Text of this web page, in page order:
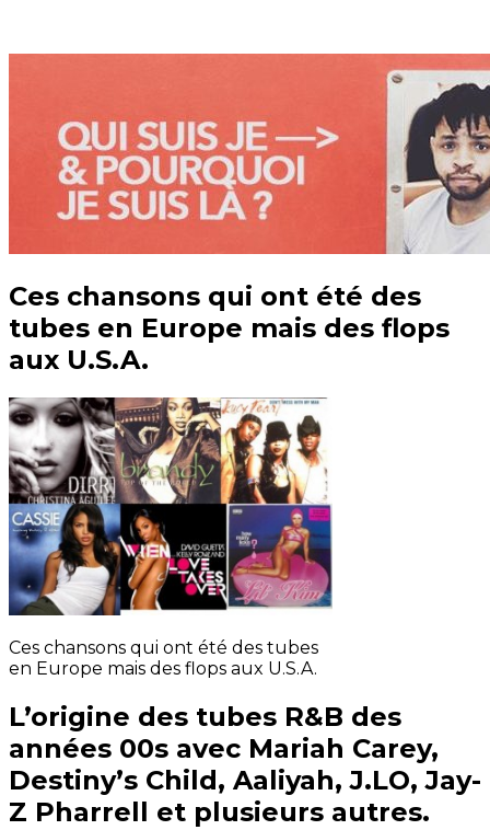
Ces chansons qui ont été des
tubes en Europe mais des flops
aux U.S.A.
Ces chansons qui ont été des tubes
en Europe mais des flops aux U.S.A.
L’origine des tubes R&B des
années 00s avec Mariah Carey,
Destiny’s Child, Aaliyah, J.LO, Jay-
Z Pharrell et plusieurs autres.